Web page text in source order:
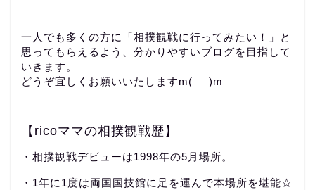
一人でも多くの方に「相撲観戦に行ってみたい！」と
思ってもらえるよう、分かりやすいブログを目指して
いきます。
どうぞ宜しくお願いいたしますm(_ _)m
【ricoママの相撲観戦歴】
・相撲観戦デビューは1998年の5月場所。
・1年に1度は両国国技館に足を運んで本場所を堪能☆